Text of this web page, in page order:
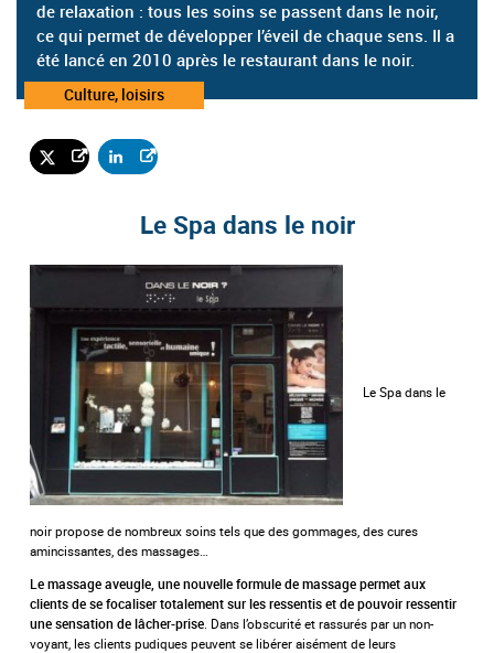
de relaxation : tous les soins se passent dans le noir,
ce qui permet de développer l’éveil de chaque sens. Il a
été lancé en 2010 après le restaurant dans le noir.
Catégorie
Culture, loisirs
Le Spa dans le noir
Le Spa dans le
noir propose de nombreux soins tels que des gommages, des cures
amincissantes, des massages…
Le massage aveugle, une nouvelle formule de massage permet aux
clients de se focaliser totalement sur les ressentis et de pouvoir ressentir
une sensation de lâcher-prise . Dans l’obscurité et rassurés par un non-
voyant, les clients pudiques peuvent se libérer aisément de leurs